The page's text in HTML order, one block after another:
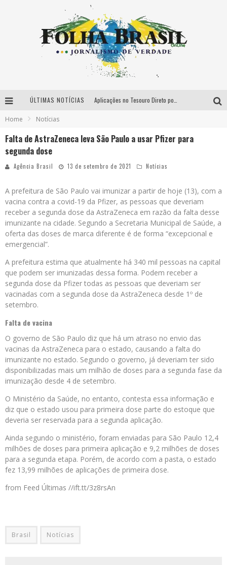
ÚLTIMAS NOTÍCIAS
David Luiz é apresentado oficialmente pelo Flamengo
Home Notícias
Falta de AstraZeneca leva São Paulo a usar Pfizer para
segunda dose
Agência Brasil 13 de setembro de 2021 Notícias
A prefeitura de São Paulo vai imunizar a partir de hoje (13), com a
vacina contra a covid-19 da Pfizer, as pessoas que deveriam
receber a segunda dose da AstraZeneca em razão da falta desse
imunizante na cidade. Segundo a Secretaria Municipal de Saúde, a
oferta das doses de marca diferente é de forma “excepcional e
emergencial”.
A prefeitura estima que atualmente há 340 mil pessoas na capital
que podem ser imunizadas dessa forma. Podem receber a
segunda dose da Pfizer todas as pessoas que deveriam ser
vacinadas com a segunda dose da AstraZeneca desde 1º de
setembro.
Falta de vacina
O governo de São Paulo diz que há um atraso no envio das
vacinas da AstraZeneca para o estado, causando a falta do
imunizante no estado. Segundo o governo, já deveriam ter sido
disponibilizadas mais um milhão de doses para a segunda fase da
imunização desde 4 de setembro.
O Ministério da Saúde, no entanto, contesta essa informação e
diz que o estado usou para primeira dose parte do estoque que
deveria ser reservada para a segunda aplicação.
Ainda segundo o ministério, foram enviadas para São Paulo 12,4
milhões de doses para primeira aplicação e 9,2 milhões de doses
para a segunda etapa. Porém, de acordo com a pasta, o estado
fez 13,99 milhões de aplicações de primeira dose.
from Feed Últimas //ift.tt/3z8rsAn
Brasil Notícias